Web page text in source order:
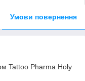
Умови повернення
Tattoo Pharma Holy